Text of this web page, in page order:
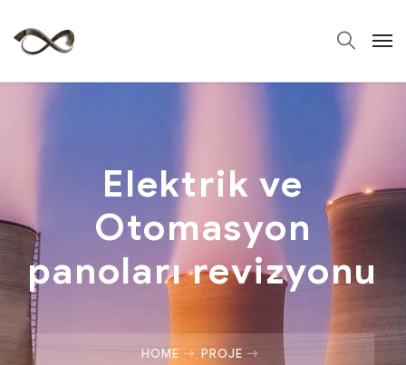
Elektrik ve
Otomasyon
panoları revizyonu
HOME
PROJE